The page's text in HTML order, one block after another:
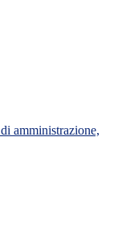
amministrazione,